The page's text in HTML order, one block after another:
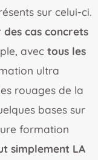
sur celui-ci.
cas concrets
avec tous les
ultra
rouages de la
bases sur
formation
simplement LA